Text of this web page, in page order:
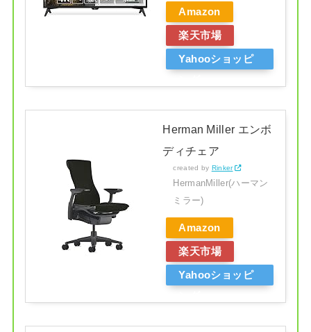
Amazon
楽天市場
Yahooショッピ
Herman Miller エンボ
ディチェア
created by Rinker
HermanMiller(ハーマン
ミラー)
Amazon
楽天市場
Yahooショッピ